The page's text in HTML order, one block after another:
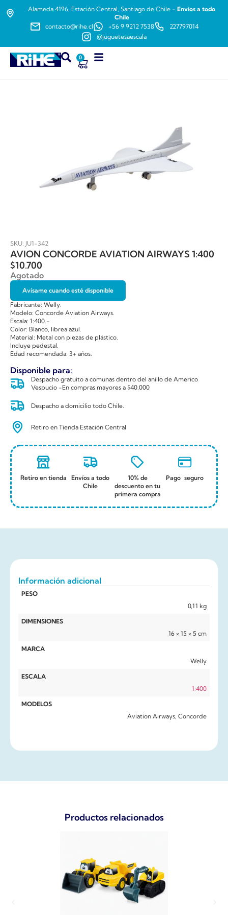
Alameda 4196, Estación Central, Santiago de Chile - Envíos a todo
Chile
contacto@rihe.cl
+56 9 9212 7538
227797014
@juguetesaescala
0
SKU: JU1-342
AVION CONCORDE AVIATION AIRWAYS 1:400
$10.700
Agotado
Avísame cuando esté disponible
Fabricante: Welly.
Modelo: Concorde Aviation Airways.
Escala: 1:400.-
Color: Blanco, librea azul.
Material: Metal con piezas de plástico.
Incluye pedestal.
Edad recomendada: 3+ años.
Disponible para:
Despacho gratuito a comunas dentro del anillo de Americo
Vespucio -En compras mayores a $40.000
Despacho a domicilio todo Chile.
Retiro en Tienda Estación Central
Retiro en tienda
Envíos a todo
Chile
10% de
descuento en tu
primera compra
Pago seguro
Información adicional
PESO
0,11 kg
DIMENSIONES
16 × 15 × 5 cm
MARCA
Welly
ESCALA
1:400
MODELOS
Aviation Airways, Concorde
Productos relacionados